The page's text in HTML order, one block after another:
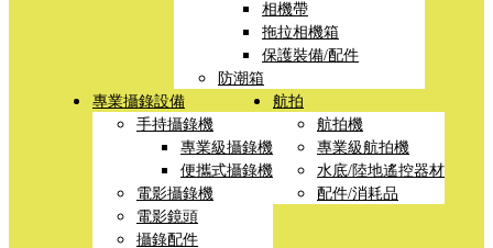
相機帶
拖拉相機箱
保護裝備/配件
防潮箱
專業攝錄設備
手持攝錄機
專業級攝錄機
便攜式攝錄機
電影攝錄機
電影鏡頭
攝錄配件
航拍
航拍機
專業級航拍機
水底/陸地遙控器材
配件/消耗品